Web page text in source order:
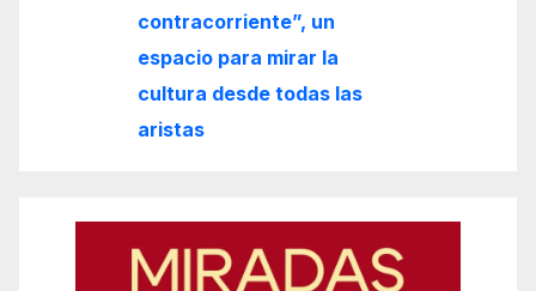
contracorriente”, un
espacio para mirar la
cultura desde todas las
aristas